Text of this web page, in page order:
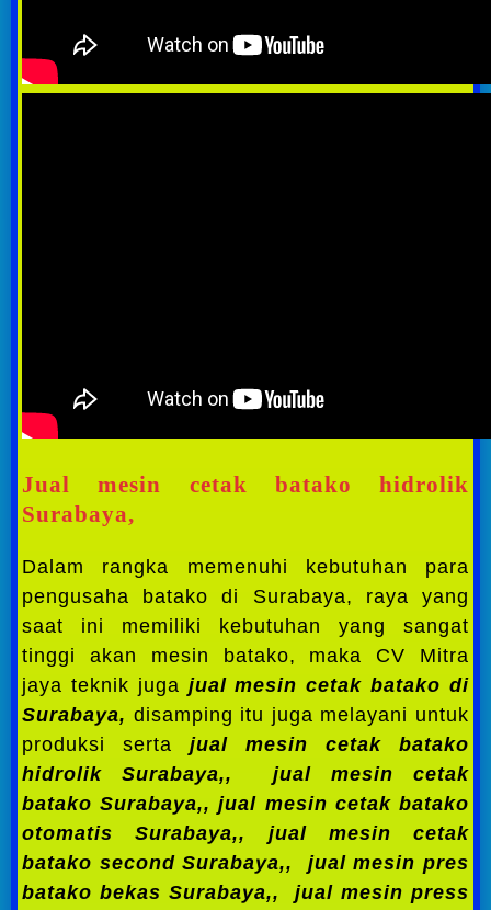
Jual mesin cetak batako hidrolik
Surabaya,
Dalam rangka memenuhi kebutuhan para
pengusaha batako di Surabaya, raya yang
saat ini memiliki kebutuhan yang sangat
tinggi akan mesin batako, maka CV Mitra
jaya teknik juga jual mesin cetak batako di
Surabaya, disamping itu juga melayani untuk
produksi serta jual mesin cetak batako
hidrolik Surabaya,, jual mesin cetak
batako Surabaya,, jual mesin cetak batako
otomatis Surabaya,, jual mesin cetak
batako second Surabaya,, jual mesin pres
batako bekas Surabaya,, jual mesin press